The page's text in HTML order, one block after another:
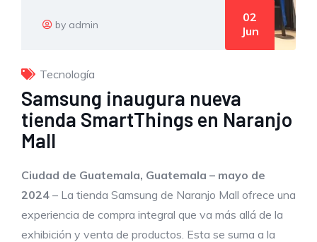
by admin
02
Jun
Tecnología
Samsung inaugura nueva
tienda SmartThings en Naranjo
Mall
Ciudad de Guatemala, Guatemala – mayo de
2024 – La tienda Samsung de Naranjo Mall ofrece una
experiencia de compra integral que va más allá de la
exhibición y venta de productos. Esta se suma a la